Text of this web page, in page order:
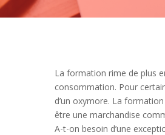
La formation rime de plus
consommation. Pour
d’un oxymore. La
être une marchandise
A-t-on besoin d’une